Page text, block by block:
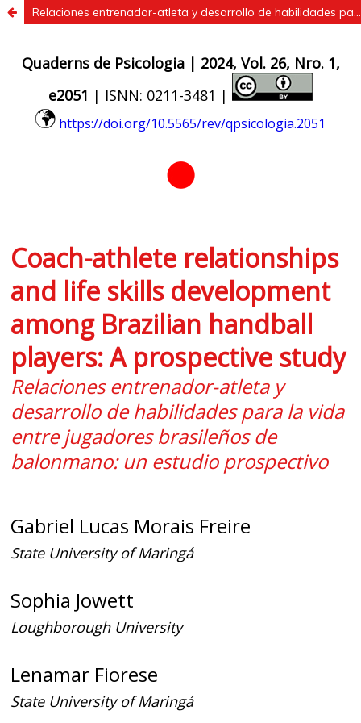
Relaciones entrenador-atleta y desarrollo de habilidades para la vida entre jugadores brasileños de balonmano: un estudio prospectivo